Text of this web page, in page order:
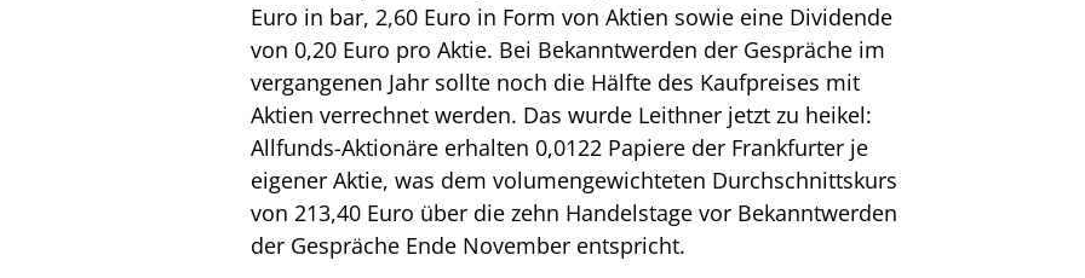
Euro in bar, 2,60 Euro in Form von Aktien sowie eine Dividende
von 0,20 Euro pro Aktie. Bei Bekanntwerden der Gespräche im
vergangenen Jahr sollte noch die Hälfte des Kaufpreises mit
Aktien verrechnet werden. Das wurde Leithner jetzt zu heikel:
Allfunds-Aktionäre erhalten 0,0122 Papiere der Frankfurter je
eigener Aktie, was dem volumengewichteten Durchschnittskurs
von 213,40 Euro über die zehn Handelstage vor Bekanntwerden
der Gespräche Ende November entspricht.